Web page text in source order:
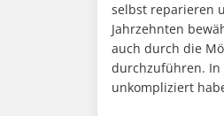
selbst reparieren
Jahrzehnten
auch durch die
durchzuführen. In
unkompliziert